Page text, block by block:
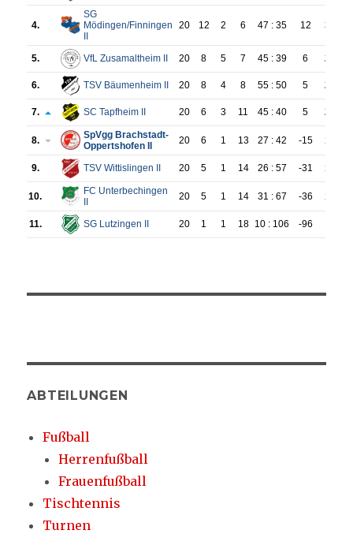
ABTEILUNGEN
Fußball
Herrenfußball
Frauenfußball
Tischtennis
Turnen